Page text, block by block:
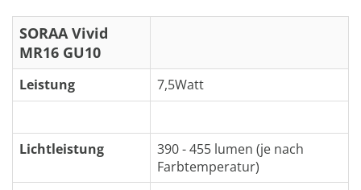
SORAA Vivid
MR16 GU10
Leistung 7,5Watt
Lichtleistung
390 - 455 lumen (je nach
Farbtemperatur)